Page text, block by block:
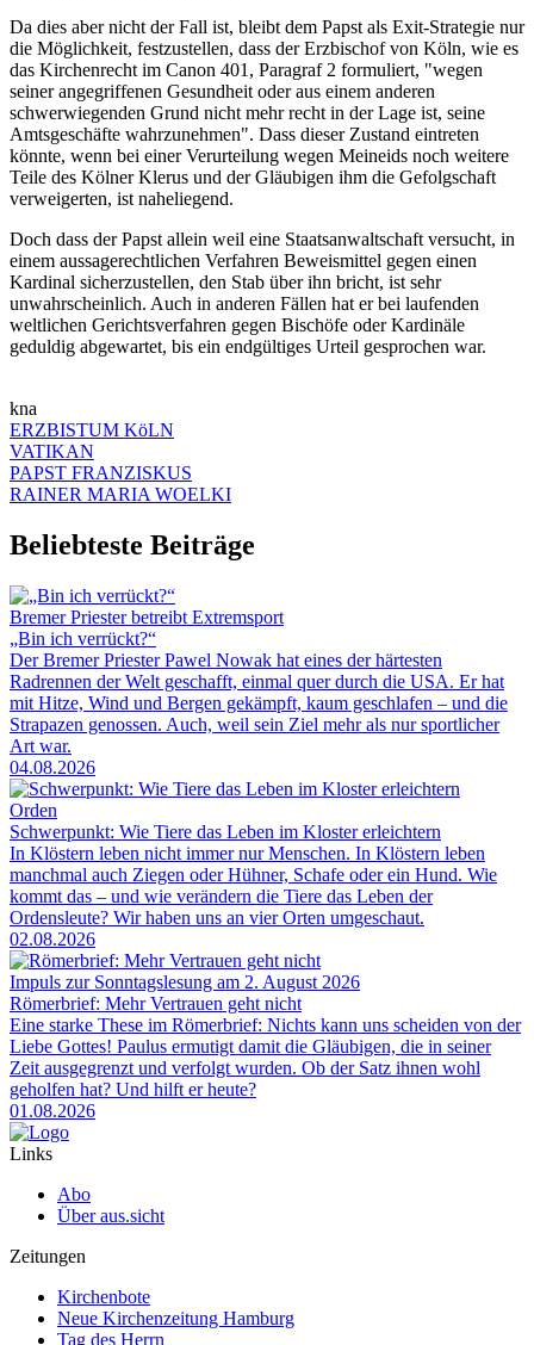
Da dies aber nicht der Fall ist, bleibt dem Papst als Exit-Strategie nur
die Möglichkeit, festzustellen, dass der Erzbischof von Köln, wie es
das Kirchenrecht im Canon 401, Paragraf 2 formuliert, "wegen
seiner angegriffenen Gesundheit oder aus einem anderen
schwerwiegenden Grund nicht mehr recht in der Lage ist, seine
Amtsgeschäfte wahrzunehmen". Dass dieser Zustand eintreten
könnte, wenn bei einer Verurteilung wegen Meineids noch weitere
Teile des Kölner Klerus und der Gläubigen ihm die Gefolgschaft
verweigerten, ist naheliegend.
Doch dass der Papst allein weil eine Staatsanwaltschaft versucht, in
einem aussagerechtlichen Verfahren Beweismittel gegen einen
Kardinal sicherzustellen, den Stab über ihn bricht, ist sehr
unwahrscheinlich. Auch in anderen Fällen hat er bei laufenden
weltlichen Gerichtsverfahren gegen Bischöfe oder Kardinäle
geduldig abgewartet, bis ein endgültiges Urteil gesprochen war.
kna
ERZBISTUM KöLN
VATIKAN
PAPST FRANZISKUS
RAINER MARIA WOELKI
Beliebteste Beiträge
Bremer Priester betreibt Extremsport
„Bin ich verrückt?“
Der Bremer Priester Pawel Nowak hat eines der härtesten
Radrennen der Welt geschafft, einmal quer durch die USA. Er hat
mit Hitze, Wind und Bergen gekämpft, kaum geschlafen – und die
Strapazen genossen. Auch, weil sein Ziel mehr als nur sportlicher
Art war.
04.08.2026
Orden
Schwerpunkt: Wie Tiere das Leben im Kloster erleichtern
In Klöstern leben nicht immer nur Menschen. In Klöstern leben
manchmal auch Ziegen oder Hühner, Schafe oder ein Hund. Wie
kommt das – und wie verändern die Tiere das Leben der
Ordensleute? Wir haben uns an vier Orten umgeschaut.
02.08.2026
Impuls zur Sonntagslesung am 2. August 2026
Römerbrief: Mehr Vertrauen geht nicht
Eine starke These im Römerbrief: Nichts kann uns scheiden von der
Liebe Gottes! Paulus ermutigt damit die Gläubigen, die in seiner
Zeit ausgegrenzt und verfolgt wurden. Ob der Satz ihnen wohl
geholfen hat? Und hilft er heute?
01.08.2026
Links
Abo
Über aus.sicht
Zeitungen
Kirchenbote
Neue Kirchenzeitung Hamburg
Tag des Herrn